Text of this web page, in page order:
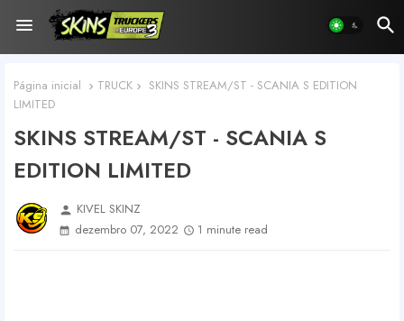
Página inicial TRUCK
SKINS STREAM/ST - SCANIA S EDITION
LIMITED
SKINS STREAM/ST - SCANIA S
EDITION LIMITED
person KIVEL SKINZ
dezembro 07, 2022
1 minute read